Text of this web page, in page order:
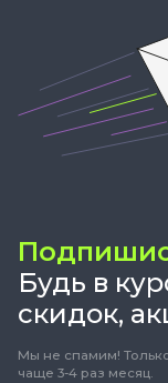
Будь в
скидок,
Мы не спамим!
чаще 3-4 раз месяц.